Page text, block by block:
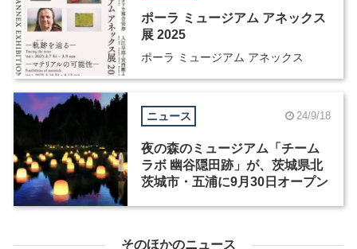
ポーラ ミュージアム アネックス
展 2025
ポーラ ミュージアム アネックス
ニュース 24/9/18
夜の森のミュージアム「チーム
ラボ 幽谷隠田跡」が、茨城県北
茨城市・五浦に9月30日オープン
そのほかのニュース